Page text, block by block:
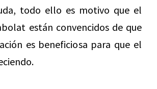
todo ello es motivo que el
están convencidos de que
es beneficiosa para que el